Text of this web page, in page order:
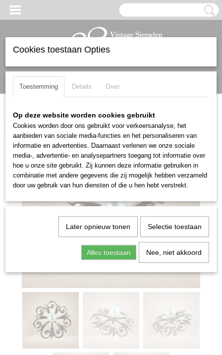
Inloggen Registreren
(0)
Home >Broches>Schitterende antieke Victoriaanse vergulde
echte PAREL broche
Cookies toestaan Opties
Toestemming Details Over
Op deze website worden cookies gebruikt
Cookies worden door ons gebruikt voor verkeersanalyse, het
aanbieden van sociale media-functies en het personaliseren van
informatie en advertenties. Daarnaast verlenen we onze sociale
media-, advertentie- en analysepartners toegang tot informatie over
hoe u onze site gebruikt. Zij kunnen deze informatie gebruiken in
combinatie met andere gegevens die zij mogelijk hebben verzameld
door uw gebruik van hun diensten of die u hen hebt verstrekt.
Later opnieuw tonen Selectie toestaan
Alles toestaan Nee, niet akkoord